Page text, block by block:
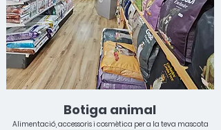
Botiga animal
Alimentació, accessoris i cosmètica per a la teva mascota